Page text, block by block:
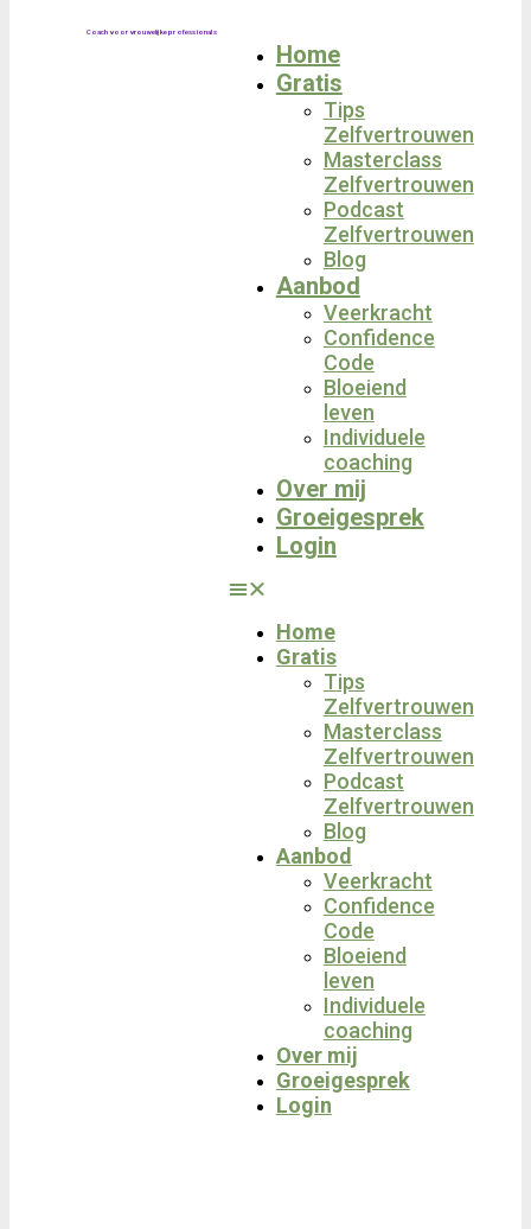
Coach voor vrouwelijke professionals
Home
Gratis
Tips
Zelfvertrouwen
Masterclass
Zelfvertrouwen
Podcast
Zelfvertrouwen
Blog
Aanbod
Veerkracht
Confidence
Code
Bloeiend
leven
Individuele
coaching
Over mij
Groeigesprek
Login
Home
Gratis
Tips
Zelfvertrouwen
Masterclass
Zelfvertrouwen
Podcast
Zelfvertrouwen
Blog
Aanbod
Veerkracht
Confidence
Code
Bloeiend
leven
Individuele
coaching
Over mij
Groeigesprek
Login